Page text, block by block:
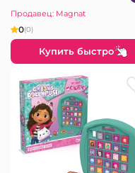
Продавец: Magnat
0(0)
Купить быстро